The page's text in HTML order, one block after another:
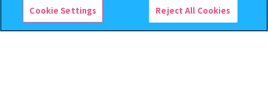
Cookie Settings Reject All Cookies